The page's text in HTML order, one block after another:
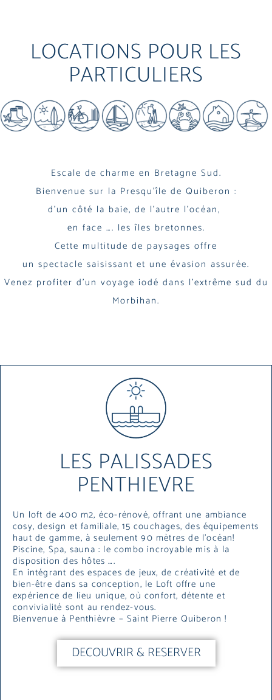
LOCATIONS POUR LES
PARTICULIERS
Escale de charme en Bretagne Sud.
Bienvenue sur la Presqu’île de Quiberon :
d’un côté la baie, de l’autre l’océan,
en face …. les îles bretonnes.
Cette multitude de paysages offre
un spectacle saisissant et une évasion assurée.
Venez profiter d’un voyage iodé dans l’extrême sud du
Morbihan.
LES PALISSADES
PENTHIEVRE
Un loft de 400 m2, éco-rénové, offrant une ambiance
cosy, design et familiale, 15 couchages, des équipements
haut de gamme, à seulement 90 mètres de l’océan!
Piscine, Spa, sauna : le combo incroyable mis à la
disposition des hôtes ….
En intégrant des espaces de jeux, de créativité et de
bien-être dans sa conception, le Loft offre une
expérience de lieu unique, où confort, détente et
convivialité sont au rendez-vous.
Bienvenue à Penthièvre – Saint Pierre Quiberon !
DECOUVRIR & RESERVER